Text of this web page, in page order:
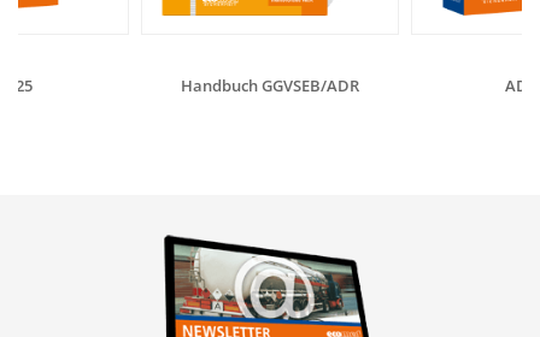
Handbuch GGVSEB/ADR